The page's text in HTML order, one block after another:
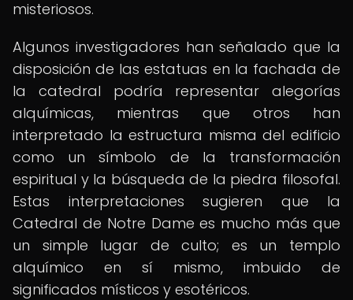
misteriosos.
Algunos investigadores han señalado que la
disposición de las estatuas en la fachada de
la catedral podría representar alegorías
alquímicas, mientras que otros han
interpretado la estructura misma del edificio
como un símbolo de la transformación
espiritual y la búsqueda de la piedra filosofal.
Estas interpretaciones sugieren que la
Catedral de Notre Dame es mucho más que
un simple lugar de culto; es un templo
alquímico en sí mismo, imbuido de
significados místicos y esotéricos.